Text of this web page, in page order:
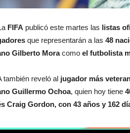
FIFA publicó este martes las listas
que representarán a las 48
Gilberto Moracomo el futbolista
también reveló al jugador más
Guillermo Ochoa, quien hoy tiene
Craig Gordon, con 43 años y 162